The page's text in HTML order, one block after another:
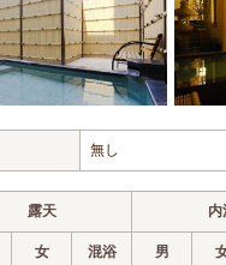
無し
露天 内
女 混浴 男